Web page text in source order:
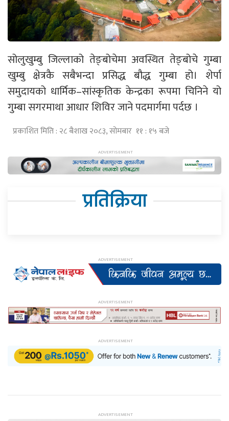
सोलुखुम्बु जिल्लाको तेङ्बोचेमा अवस्थित तेङ्बोचे गुम्बा
खुम्बु क्षेत्रकै सबैभन्दा प्रसिद्ध बौद्ध गुम्बा हो। शेर्पा
समुदायको धार्मिक–सांस्कृतिक केन्द्रका रूपमा चिनिने यो
गुम्बा सगरमाथा आधार शिविर जाने पदमार्गमा पर्दछ ।
प्रकाशित मिति : २८ बैशाख २०८३, सोमबार ११ : १५ बजे
प्रतिक्रिया